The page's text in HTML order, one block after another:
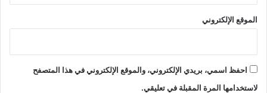
الموقع الإلكتروني
احفظ اسمي، بريدي الإلكتروني، والموقع الإلكتروني في هذا المتصفح
لاستخدامها المرة المقبلة في تعليقي.